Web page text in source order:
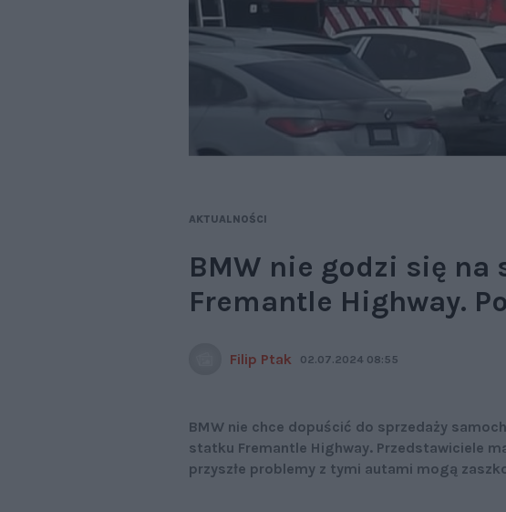
AKTUALNOŚCI
BMW nie godzi się
Fremantle Highway.
Filip Ptak 02.07.2024 08:55
BMW nie chce dopuścić do sprzedaży
statku Fremantle Highway. Przedstawiciele
przyszłe problemy z tymi autami mogą